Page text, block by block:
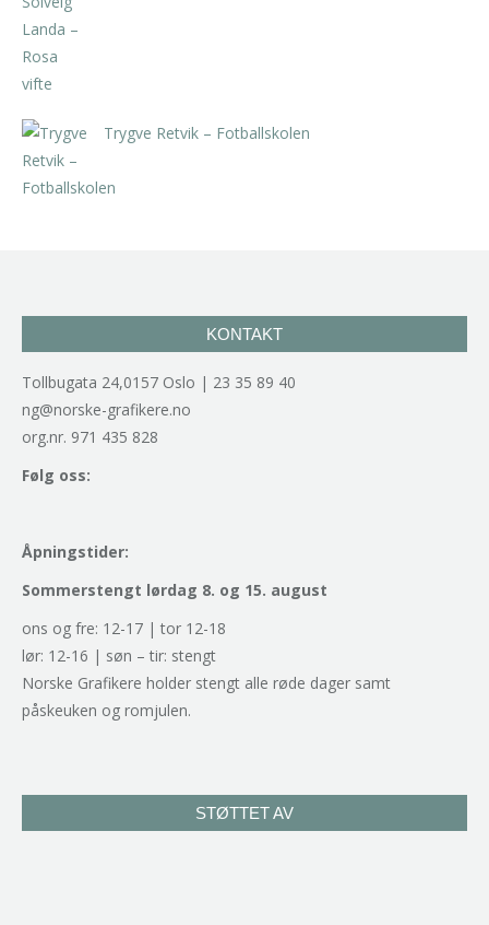
Trygve Retvik – Fotballskolen
KONTAKT
Tollbugata 24,0157 Oslo | 23 35 89 40
ng@norske-grafikere.no
org.nr. 971 435 828
Følg oss:
Åpningstider:
Sommerstengt lørdag 8. og 15. august
ons og fre: 12-17 | tor 12-18
lør: 12-16 | søn – tir: stengt
Norske Grafikere holder stengt alle røde dager samt
påskeuken og romjulen.
STØTTET AV